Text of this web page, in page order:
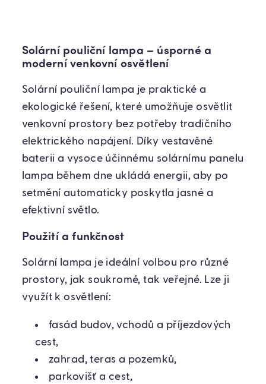
Solární pouliční lampa – úsporné a
moderní venkovní osvětlení
Solární pouliční lampa je praktické a
ekologické řešení, které umožňuje osvětlit
venkovní prostory bez potřeby tradičního
elektrického napájení. Díky vestavěné
baterii a vysoce účinnému solárnímu panelu
lampa během dne ukládá energii, aby po
setmění automaticky poskytla jasné a
efektivní světlo.
Použití a funkčnost
Solární lampa je ideální volbou pro různé
prostory, jak soukromé, tak veřejné. Lze ji
využít k osvětlení:
fasád budov, vchodů a příjezdových
cest,
zahrad, teras a pozemků,
parkovišť a cest,